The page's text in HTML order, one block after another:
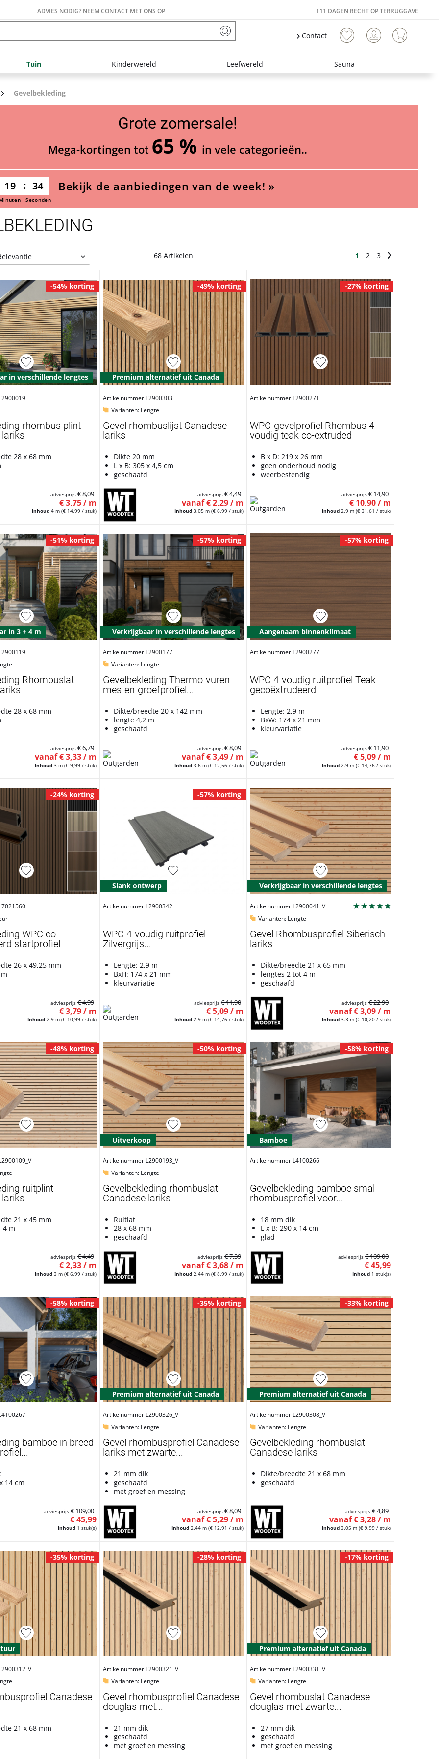
ADVIES NODIG? NEEM CONTACT MET ONS OP 111 DAGEN RECHT OP TERRUGGAVE
Contact
Tuin Kinderwereld Leefwereld Sauna
Gevelbekleding
Grote zomersale!
Mega-kortingen tot 65 % in vele categorieën..
19 32
Minuten Seconden
Bekijk de aanbiedingen van de week! »
68 Artikelen 1 2 3
-54% korting
in verschillende lengtes
rhombus plint
28 x 68 mm
Inhoud 4 m (€ 14,99 / stuk)
€ 3,75 / m
adviesprijs € 8,09
-49% korting
Premium alternatief uit Canada
Artikelnummer L2900303
Varianten: Lengte
Gevel rhombuslijst Canadese
lariks
Dikte 20 mm
L x B: 305 x 4,5 cm
geschaafd
Inhoud 3.05 m (€ 6,99 / stuk)
vanaf € 2,29 / m
adviesprijs € 4,49
-27% korting
Artikelnummer L2900271
WPC-gevelprofiel Rhombus 4-
voudig teak co-extruded
B x D: 219 x 26 mm
geen onderhoud nodig
weerbestendig
Inhoud 2.9 m (€ 31,61 / stuk)
€ 10,90 / m
adviesprijs € 14,90
-51% korting
in 3 + 4 m
Rhombuslat
28 x 68 mm
Inhoud 3 m (€ 9,99 / stuk)
vanaf € 3,33 / m
adviesprijs € 6,79
-57% korting
Verkrijgbaar in verschillende lengtes
Artikelnummer L2900177
Varianten: Lengte
Gevelbekleding Thermo-vuren
mes-en-groefprofiel...
Dikte/breedte 20 x 142 mm
lengte 4,2 m
geschaafd
Inhoud 3.6 m (€ 12,56 / stuk)
vanaf € 3,49 / m
adviesprijs € 8,09
-57% korting
Aangenaam binnenklimaat
Artikelnummer L2900277
WPC 4-voudig ruitprofiel Teak
gecoëxtrudeerd
Lengte: 2,9 m
BxW: 174 x 21 mm
kleurvariatie
Inhoud 2.9 m (€ 14,76 / stuk)
€ 5,09 / m
adviesprijs € 11,90
-24% korting
WPC co-
startprofiel
26 x 49,25 mm
Inhoud 2.9 m (€ 10,99 / stuk)
€ 3,79 / m
adviesprijs € 4,99
-57% korting
Slank ontwerp
Artikelnummer L2900342
WPC 4-voudig ruitprofiel
Zilvergrijs...
Lengte: 2,9 m
BxH: 174 x 21 mm
kleurvariatie
Inhoud 2.9 m (€ 14,76 / stuk)
€ 5,09 / m
adviesprijs € 11,90
Verkrijgbaar in verschillende lengtes
Artikelnummer L2900041_V
Varianten: Lengte
Gevel Rhombusprofiel Siberisch
lariks
Dikte/breedte 21 x 65 mm
lengtes 2 tot 4 m
geschaafd
Inhoud 3.3 m (€ 10,20 / stuk)
vanaf € 3,09 / m
adviesprijs € 22,90
-48% korting
ruitplint
21 x 45 mm
4 m
Inhoud 3 m (€ 6,99 / stuk)
€ 2,33 / m
adviesprijs € 4,49
-50% korting
Uitverkoop
Artikelnummer L2900193_V
Varianten: Lengte
Gevelbekleding rhombuslat
Canadese lariks
Ruitlat
28 x 68 mm
geschaafd
Inhoud 2.44 m (€ 8,99 / stuk)
vanaf € 3,68 / m
adviesprijs € 7,39
-58% korting
Bamboe
Artikelnummer L4100266
Gevelbekleding bamboe smal
rhombusprofiel voor...
18 mm dik
L x B: 290 x 14 cm
glad
Inhoud 1 stuk(s)
€ 45,99
adviesprijs € 109,00
-58% korting
bamboe in breed
14 cm
Inhoud 1 stuk(s)
€ 45,99
adviesprijs € 109,00
-35% korting
Premium alternatief uit Canada
Artikelnummer L2900326_V
Varianten: Lengte
Gevel rhombusprofiel Canadese
lariks met zwarte...
21 mm dik
geschaafd
met groef en messing
Inhoud 2.44 m (€ 12,91 / stuk)
vanaf € 5,29 / m
adviesprijs € 8,09
-33% korting
Premium alternatief uit Canada
Artikelnummer L2900308_V
Varianten: Lengte
Gevelbekleding rhombuslat
Canadese lariks
Dikte/breedte 21 x 68 mm
geschaafd
Inhoud 3.05 m (€ 9,99 / stuk)
vanaf € 3,28 / m
adviesprijs € 4,89
-35% korting
Canadese
21 x 68 mm
-28% korting
Artikelnummer L2900321_V
Varianten: Lengte
Gevel rhombusprofiel Canadese
douglas met...
21 mm dik
geschaafd
met groef en messing
-17% korting
Premium alternatief uit Canada
Artikelnummer L2900331_V
Varianten: Lengte
Gevel rhombuslat Canadese
douglas met zwarte...
27 mm dik
geschaafd
met groef en messing